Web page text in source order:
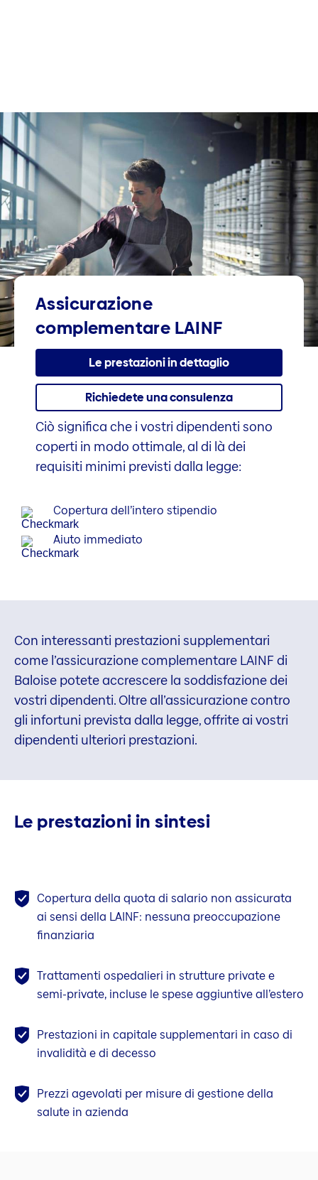
Assicurazione
complementare LAINF
Le prestazioni in dettaglio
Richiedete una consulenza
Ciò significa che i vostri dipendenti sono
coperti in modo ottimale, al di là dei
requisiti minimi previsti dalla legge:
Copertura dell’intero stipendio
Aiuto immediato
Con interessanti prestazioni supplementari
come l’assicurazione complementare LAINF di
Baloise potete accrescere la soddisfazione dei
vostri dipendenti. Oltre all’assicurazione contro
gli infortuni prevista dalla legge, offrite ai vostri
dipendenti ulteriori prestazioni.
Le prestazioni in sintesi
Copertura della quota di salario non assicurata
ai sensi della LAINF: nessuna preoccupazione
finanziaria
Trattamenti ospedalieri in strutture private e
semi-private, incluse le spese aggiuntive all’estero
Prestazioni in capitale supplementari in caso di
invalidità e di decesso
Prezzi agevolati per misure di gestione della
salute in azienda